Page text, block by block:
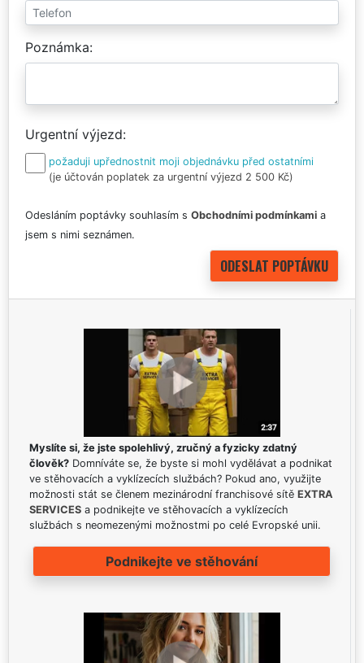
Poznámka
Urgentní výjezd
požaduji upřednostnit moji objednávku před ostatními
(je účtován poplatek za urgentní výjezd 2 500 Kč)
Odesláním poptávky souhlasím s Obchodními podmínkami a
jsem s nimi seznámen.
Myslíte si, že jste spolehlivý, zručný a fyzicky zdatný
člověk? Domníváte se, že byste si mohl vydělávat a podnikat
ve stěhovacích a vyklízecích službách? Pokud ano, využijte
možnosti stát se členem mezinárodní franchisové sítě EXTRA
SERVICES a podnikejte ve stěhovacích a vyklízecích
službách s neomezenými možnostmi po celé Evropské unii.
Podnikejte ve stěhování